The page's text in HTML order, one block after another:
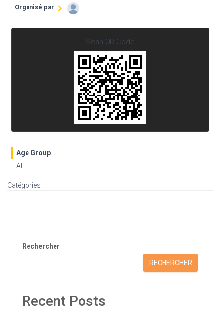
Organisé par
Scan QR Code
Age Group
All
Catégories :
Rechercher
RECHERCHER
Recent Posts